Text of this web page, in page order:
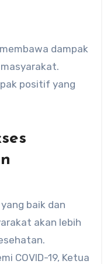
dampak
positif yang
baik dan
akan lebih
COVID-19, Ketua